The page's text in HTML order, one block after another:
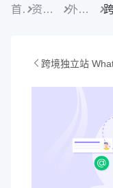
首页 资源中心 外贸资讯
跨境独立站